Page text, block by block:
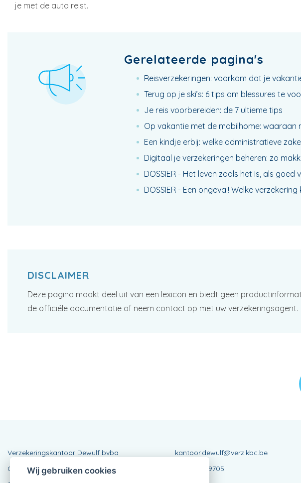
je met de auto reist.
Gerelateerde pagina's
Reisverzekeringen: voorkom dat je
Terug op je ski’s: 6 tips om blessures te
Je reis voorbereiden: de 7 ultieme tips
Op vakantie met de mobilhome: waaraan
Een kindje erbij: welke administratieve
Digitaal je verzekeringen beheren: zo
DOSSIER - Het leven zoals het is, als
DOSSIER - Een ongeval! Welke
DISCLAIMER
Deze pagina maakt deel uit van een lexicon en biedt geen
de officiële documentatie of neem contact op met uw verzekeringsagent.
Verzekeringskantoor Dewulf bvba
Oudstrijderslaan 58
kantoor.dewulf@verz.kbc.be
BE0830959705
Wij gebruiken cookies